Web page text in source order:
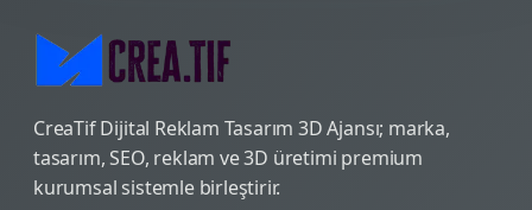
CreaTif Dijital Reklam Tasarım 3D Ajansı; marka,
tasarım, SEO, reklam ve 3D üretimi premium
kurumsal sistemle birleştirir.